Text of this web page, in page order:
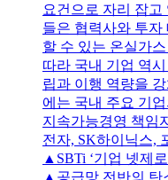
요건으로 자리 잡
들은 협력사와 투자
할 수 있는 온실가
따라 국내 기업 역
립과 이행 역량을
에는 국내 주요 기
지속가능경영 책임
전자, SK하이닉스,
▲SBTi ‘기업 넷제